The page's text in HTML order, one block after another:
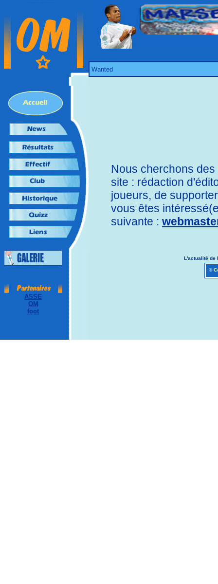
Wanted
ASSE
OM
foot
Nous cherchons
site : rédaction
joueurs, de
vous êtes
suivante :
L'actualité de
©